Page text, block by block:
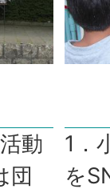
動
団
1．
を